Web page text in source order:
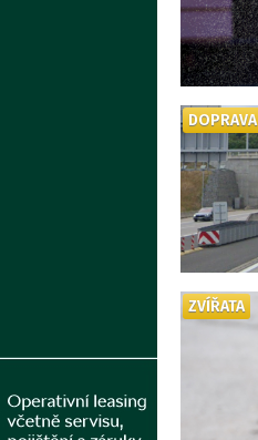
DOPRAVA
ZVÍŘATA